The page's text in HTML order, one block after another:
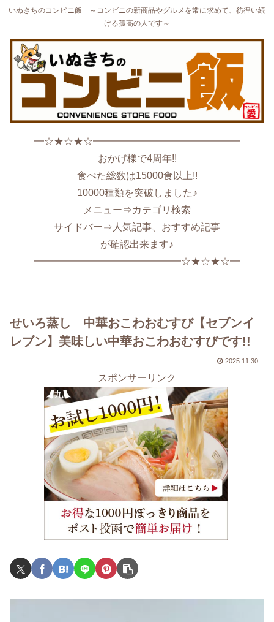
いぬきちのコンビニ飯 ～コンビニの新商品やグルメを常に求めて、彷徨い続
ける孤高の人です～
━☆★☆★☆━━━━━━━━━━━━━━━
おかげ様で4周年!!
食べた総数は15000食以上!!
10000種類を突破しました♪
メニュー⇒カテゴリ検索
サイドバー⇒人気記事、おすすめ記事
が確認出来ます♪
━━━━━━━━━━━━━━━☆★☆★☆━
せいろ蒸し 中華おこわおむすび【セブンイ
レブン】美味しい中華おこわおむすびです!!
2025.11.30
スポンサーリンク